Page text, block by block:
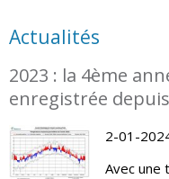
Actualités
2023 : la 4ème
enregistrée
2-01-
Avec une